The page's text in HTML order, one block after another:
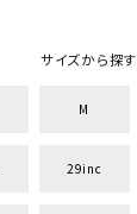
円 ～
サイズから探す
M
29inc